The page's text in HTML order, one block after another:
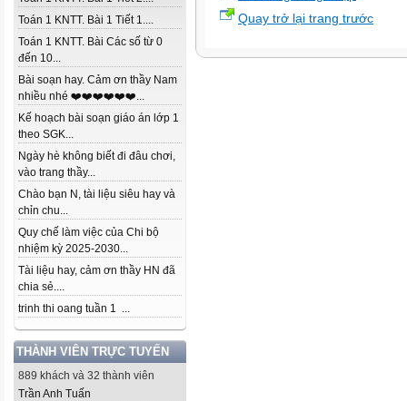
Toán 1 KNTT. Bài 1 Tiết 1....
Toán 1 KNTT. Bài Các số từ 0
đến 10...
Bài soạn hay. Cảm ơn thầy Nam
nhiều nhé ❤️❤️❤️❤️❤️❤️...
Kế hoạch bài soạn giáo án lớp 1
theo SGK...
Ngày hè không biết đi đâu chơi,
vào trang thầy...
Chào bạn N, tài liệu siêu hay và
chỉn chu...
Quy chế làm việc của Chi bộ
nhiệm kỳ 2025-2030...
Tài liệu hay, cảm ơn thầy HN đã
chia sẻ....
trinh thi oang tuần 1 ...
THÀNH VIÊN TRỰC TUYẾN
889 khách và 32 thành viên
Trần Anh Tuấn
Quay trở lại trang trước